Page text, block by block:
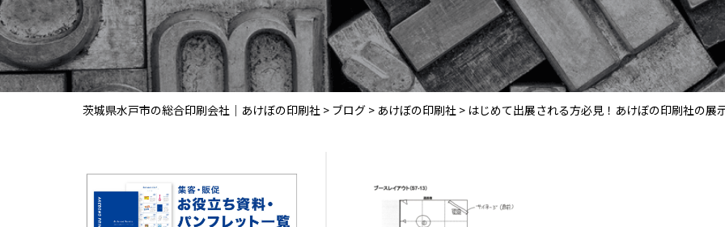
茨城県水戸市の総合印刷会社｜あけぼの印刷社 > ブログ > あけぼの印刷社 > はじめて出展される方必見！あけぼの印刷社の展